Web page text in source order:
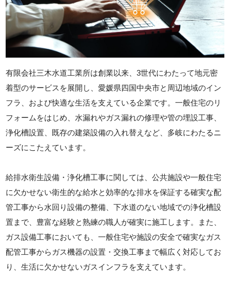
有限会社三木水道工業所は創業以来、3世代にわたって地元密
着型のサービスを展開し、愛媛県四国中央市と周辺地域のイン
フラ、および快適な生活を支えている企業です。一般住宅のリ
フォームをはじめ、水漏れやガス漏れの修理や管の埋設工事、
浄化槽設置、既存の建築設備の入れ替えなど、多岐にわたるニ
ーズにこたえています。
給排水衛生設備・浄化槽工事に関しては、公共施設や一般住宅
に欠かせない衛生的な給水と効率的な排水を保証する確実な配
管工事から水回り設備の整備、下水道のない地域での浄化槽設
置まで、豊富な経験と熟練の職人が確実に施工します。また、
ガス設備工事においても、一般住宅や施設の安全で確実なガス
配管工事からガス機器の設置・交換工事まで幅広く対応してお
り、生活に欠かせないガスインフラを支えています。